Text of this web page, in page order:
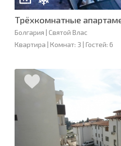
Трёхкомнатные
Болгария | Святой Влас
Квартира | Комнат: 3 | Гостей: 6